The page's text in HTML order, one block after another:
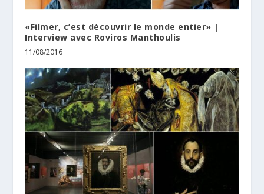
«Filmer, c’est découvrir le monde entier» |
Interview avec Roviros Manthoulis
11/08/2016